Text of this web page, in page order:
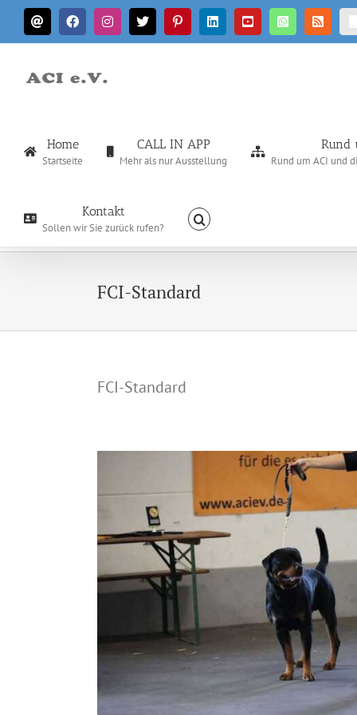
Zum
InhaltE-
Mail
FacebookInstagram
X PinterestLinkedInYouTubeWhatsApp
Rss
Home
Startseite
CALL IN APP
Mehr als nur Ausstellung
Rund
Rund um ACI und
Kontakt
Sollen wir Sie zurück rufen?
FCI-Standard
FCI-Standard